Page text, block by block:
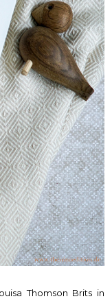
Thomson Brits in